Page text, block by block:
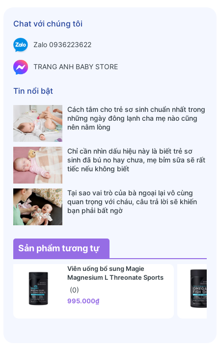
Thành phần dinh dưỡng
- Khoáng chất: Calcium, phosphate, megnesium chloride,
ferrous sulphate, zinc sulphate, potassium iodide.
- Vitamin: Vitamin C, E, B6, B1, B2, A, D, B12, folic acid,
Beta-carotene, niacin, ...
Chat với chúng tôi
Zalo 0936223622
TRANG ANH BABY STORE
Tin nổi bật
Cách tắm cho trẻ sơ sinh chuẩn nhất trong
những ngày đông lạnh cha mẹ nào cũng
nên nằm lòng
Chỉ cần nhìn dấu hiệu này là biết trẻ sơ
sinh đã bú no hay chưa, mẹ bỉm sữa sẽ rất
tiếc nếu không biết
Tại sao vai trò của bà ngoại lại vô cùng
quan trọng với cháu, câu trả lời sẽ khiến
bạn phải bất ngờ
Sản phẩm tương tự
Viên uống bổ sung Magie
Magnesium L Threonate Sports
Research 135 viên
(0)
995.000₫